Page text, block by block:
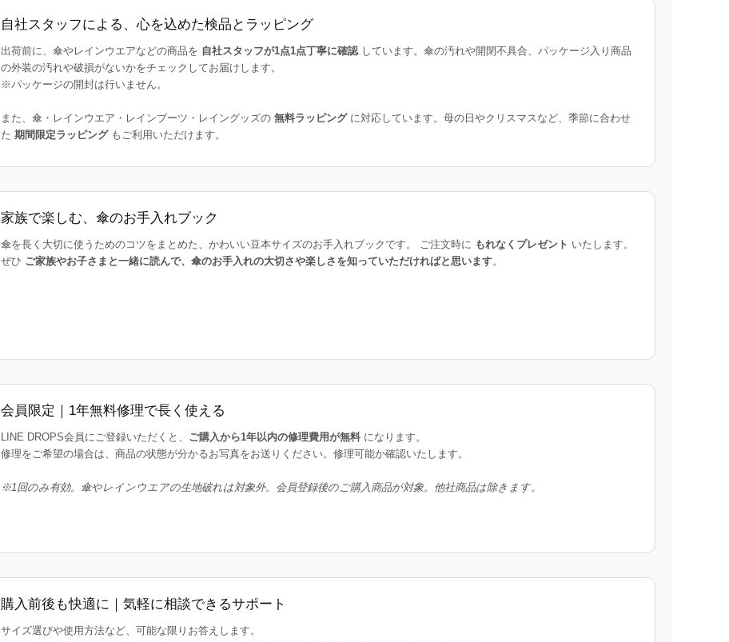
自社スタッフによる、心を込めた検品とラッピング
出荷前に、傘やレインウエアなどの商品を 自社スタッフが1点1点丁寧に確認しています。傘の汚れや開閉不具合、パッケージ入り商品
の外装の汚れや破損がないかをチェックしてお届けします。
※パッケージの開封は行いません。
また、傘・レインウエア・レインブーツ・レイングッズの 無料ラッピングに対応しています。母の日やクリスマスなど、季節に合わせ
た 期間限定ラッピングもご利用いただけます。
家族で楽しむ、傘のお手入れブック
傘を長く大切に使うためのコツをまとめた、かわいい豆本サイズのお手入れブックです。 ご注文時に もれなくプレゼント いたします。
ぜひ ご家族やお子さまと一緒に読んで、傘のお手入れの大切さや楽しさを知っていただければと思います。
会員限定｜1年無料修理で長く使える
LINE DROPS会員にご登録いただくと、 ご購入から1年以内の修理費用が無料になります。
修理をご希望の場合は、商品の状態が分かるお写真をお送りください。修理可能か確認いたします。
※1回のみ有効。傘やレインウエアの生地破れは対象外。会員登録後のご購入商品が対象。他社商品は除きます。
購入前後も快適に｜気軽に相談できるサポート
サイズ選びや使用方法など、可能な限りお答えします。